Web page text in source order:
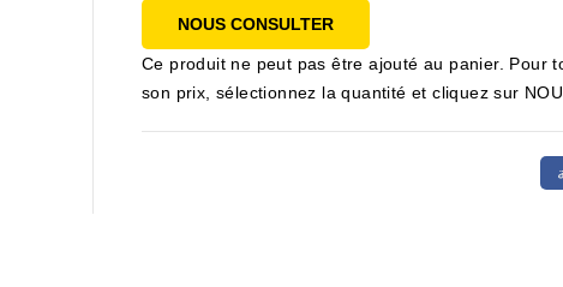
NOUS CONSULTER
Ce produit ne peut pas être ajouté au panier. Pour
son prix, sélectionnez la quantité et cliquez sur